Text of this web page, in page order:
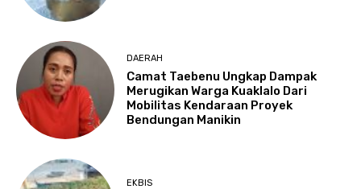
DAERAH
Camat Taebenu Ungkap Dampak
Merugikan Warga Kuaklalo Dari
Mobilitas Kendaraan Proyek
Bendungan Manikin
EKBIS